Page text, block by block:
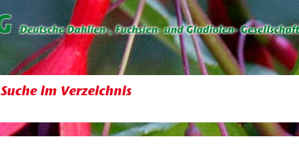
Suche im Verzeichnis